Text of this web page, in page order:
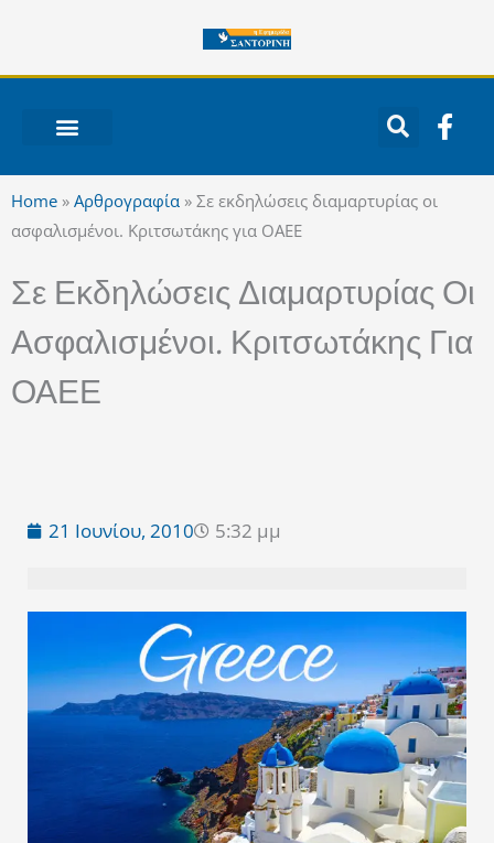
περιεχόμενο
F
a
k
-
f
Home » Αρθρογραφία » Σε εκδηλώσεις διαμαρτυρίας οι
ασφαλισμένοι. Κριτσωτάκης για ΟΑΕΕ
Σε Εκδηλώσεις Διαμαρτυρίας Οι
Ασφαλισμένοι. Κριτσωτάκης Για
ΟΑΕΕ
21 Ιουνίου, 2010 5:32 μμ